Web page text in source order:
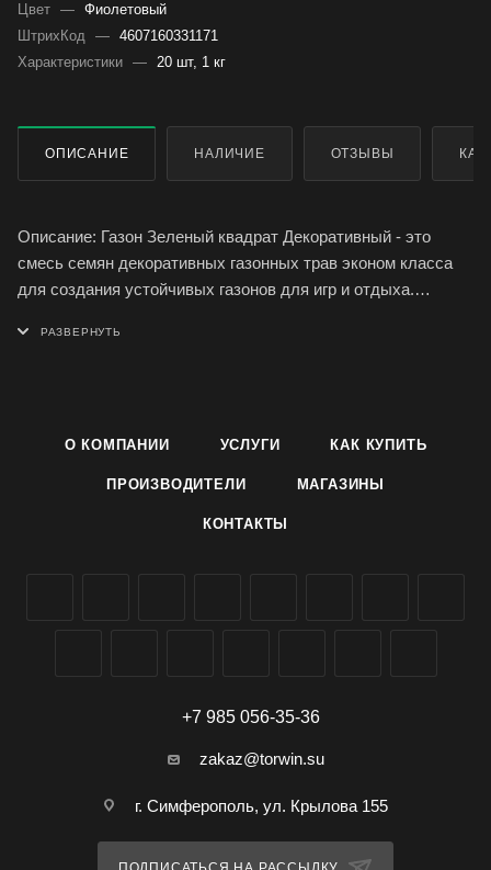
Цвет — Фиолетовый
ШтрихКод — 4607160331171
Характеристики — 20 шт, 1 кг
ОПИСАНИЕ НАЛИЧИЕ ОТЗЫВЫ
Описание: Газон Зеленый квадрат Декоративный - это
смесь семян декоративных газонных трав эконом класса
для создания устойчивых газонов для игр и отдыха.
озеления площадок детских учреждений, садов, парков,
устойчивостью к солнцу.
10% - Райграс multiflorum Изорский
О КОМПАНИИ УСЛУГИ КАК КУПИТЬ
ПРОИЗВОДИТЕЛИ МАГАЗИНЫ
КОНТАКТЫ
+7 985 056-35-36
zakaz@torwin.su
г. Симферополь, ул. Крылова 155